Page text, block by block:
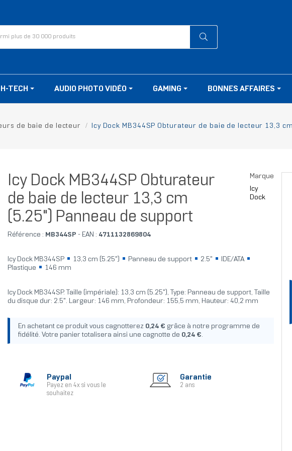
TECH AUDIO PHOTO VIDÉO GAMING BONNES AFFAIRES
de baie de lecteur Icy Dock MB344SP Obturateur de baie de lecteur 13,3
Icy Dock MB344SP Obturateur
de baie de lecteur 13,3 cm
(5.25") Panneau de support
Référence : MB344SP - EAN : 4711132869804
Marque
Icy
Dock
Icy Dock MB344SP 13,3 cm (5.25") Panneau de support 2.5"
IDE/ATA
Plastique
146 mm
Icy Dock MB344SP. Taille (impériale): 13,3 cm (5.25"), Type: Panneau de support, Taille
du disque dur: 2.5". Largeur: 146 mm, Profondeur: 155,5 mm, Hauteur: 40,2 mm
En achetant ce produit vous cagnotterez 0,24 € grâce à notre programme de
fidélité. Votre panier totalisera ainsi une cagnotte de 0,24 €.
Paypal
Payez en 4x si vous le
souhaitez
Garantie
2 ans